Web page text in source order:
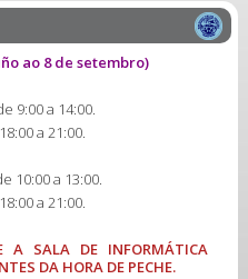
ao 8 de setembro)
9:00 a 14:00.
a 21:00.
10:00 a 13:00.
a 21:00.
A SALA DE INFORMÁTICA
DA HORA DE PECHE.